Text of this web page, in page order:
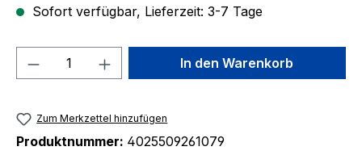
Sofort verfügbar, Lieferzeit: 3-7 Tage
Produkt Anzahl: Gib denIn den Warenkorb
Zum Merkzettel hinzufügen
Produktnummer: 4025509261079